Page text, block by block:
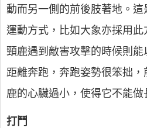
動而另一側的前後肢著地。
運動方式，比如大象亦採用
頸鹿遇到敵害攻擊的時候則
距離奔跑，奔跑姿勢很笨拙
鹿的心臟過小，使得它不能做
打鬥